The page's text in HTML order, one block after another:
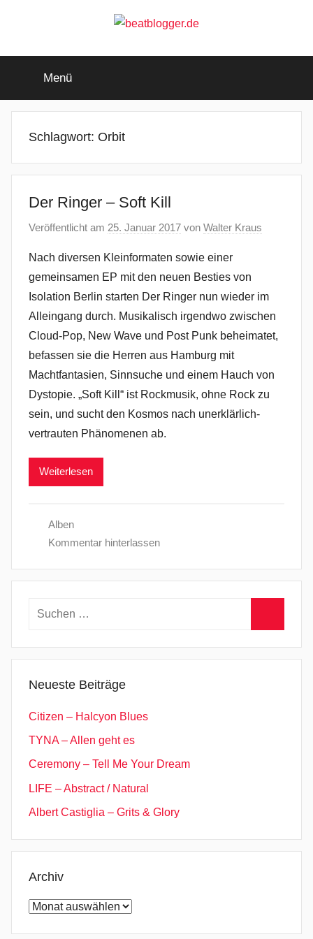
beatblogger.de
beat
goes
Menü
Schlagwort: Orbit
Der Ringer – Soft Kill
Veröffentlicht am 25. Januar 2017 von Walter Kraus
Nach diversen Kleinformaten sowie einer
gemeinsamen EP mit den neuen Besties von
Isolation Berlin starten Der Ringer nun wieder im
Alleingang durch. Musikalisch irgendwo zwischen
Cloud-Pop, New Wave und Post Punk beheimatet,
befassen sie die Herren aus Hamburg mit
Machtfantasien, Sinnsuche und einem Hauch von
Dystopie. „Soft Kill“ ist Rockmusik, ohne Rock zu
sein, und sucht den Kosmos nach unerklärlich-
vertrauten Phänomenen ab.
Weiterlesen
Alben
Kommentar hinterlassen
Suchen
Neueste Beiträge
Citizen – Halcyon Blues
TYNA – Allen geht es
Ceremony – Tell Me Your Dream
LIFE – Abstract / Natural
Albert Castiglia – Grits & Glory
Archiv
Archiv